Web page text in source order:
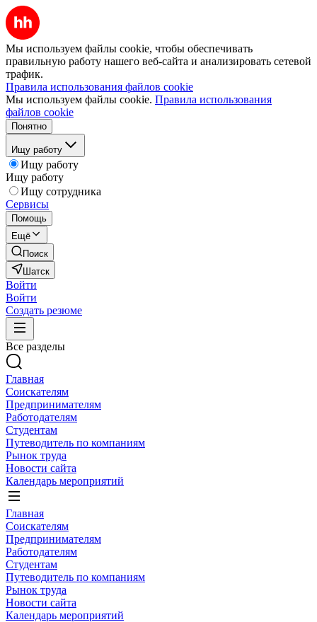
Мы используем файлы cookie, чтобы обеспечивать
правильную работу нашего веб-сайта и анализировать сетевой
трафик.
Правила использования файлов cookie
Мы используем файлы cookie. Правила использования
файлов cookie
Понятно
Ищу работу
Ищу работу
Ищу работу
Ищу сотрудника
Сервисы
Помощь
Ещё
Поиск
Шатск
Войти
Войти
Создать резюме
Все разделы
Главная
Соискателям
Предпринимателям
Работодателям
Студентам
Путеводитель по компаниям
Рынок труда
Новости сайта
Календарь мероприятий
Главная
Соискателям
Предпринимателям
Работодателям
Студентам
Путеводитель по компаниям
Рынок труда
Новости сайта
Календарь мероприятий